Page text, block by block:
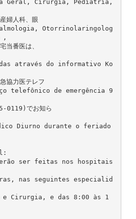
Geral, Cirurgia, Pediatria,
婦人科、眼
Otorrinolaringolog
,
当番医は、
através do informativo Ko
協力医テレフ
telefônico de emergência 9
0119)でお知ら
Diurno durante o feriado
ser feitas nos hospitais
nas seguintes especialid
Cirurgia, e das 8:00 às 1